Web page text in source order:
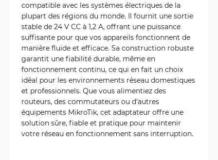
compatible avec les systèmes électriques de la
plupart des régions du monde. Il fournit une sortie
stable de 24 V CC à 1,2 A, offrant une puissance
suffisante pour que vos appareils fonctionnent de
manière fluide et efficace. Sa construction robuste
garantit une fiabilité durable, même en
fonctionnement continu, ce qui en fait un choix
idéal pour les environnements réseau domestiques
et professionnels. Que vous alimentiez des
routeurs, des commutateurs ou d'autres
équipements MikroTik, cet adaptateur offre une
solution sûre, fiable et pratique pour maintenir
votre réseau en fonctionnement sans interruption.